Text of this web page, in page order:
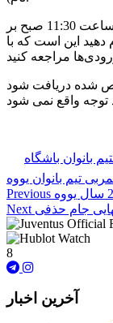
یکشنبه 16 فوریه درب های ورزشگاه ها از ساعت 11:30 صبح بر
دهید این است که با
شده دریافت شود
تیم بانوان باشگاه
مربی تیم بانوان یووه
Previous
Next جام حذفی
8
آخرین اخبار